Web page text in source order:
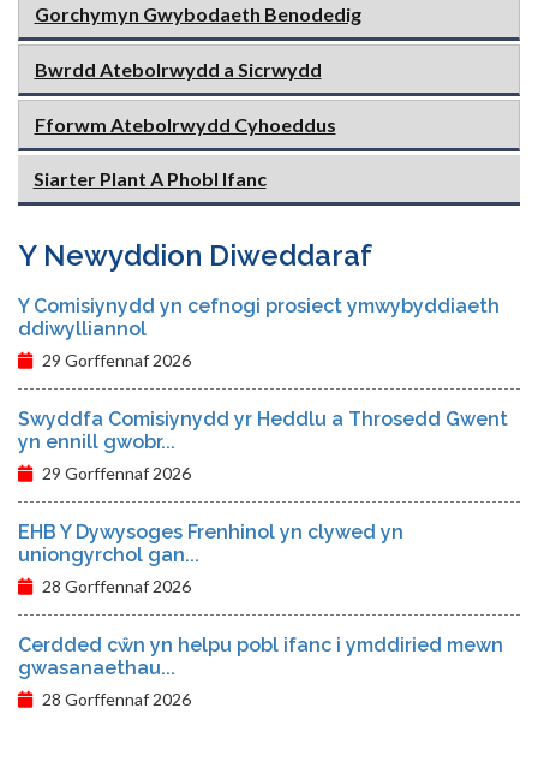
Gorchymyn Gwybodaeth Benodedig
Bwrdd Atebolrwydd a Sicrwydd
Fforwm Atebolrwydd Cyhoeddus
Siarter Plant A Phobl Ifanc
Y Newyddion Diweddaraf
Y Comisiynydd yn cefnogi prosiect ymwybyddiaeth
ddiwylliannol
29 Gorffennaf 2026
Swyddfa Comisiynydd yr Heddlu a Throsedd Gwent
yn ennill gwobr...
29 Gorffennaf 2026
EHB Y Dywysoges Frenhinol yn clywed yn
uniongyrchol gan...
28 Gorffennaf 2026
Cerdded cŵn yn helpu pobl ifanc i ymddiried mewn
gwasanaethau...
28 Gorffennaf 2026